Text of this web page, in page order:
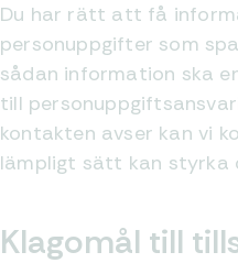
Du har rätt att få
personuppgifter som
sådan information ska
till
kontakten avser kan vi
lämpligt sätt kan styrka
Klagomål till